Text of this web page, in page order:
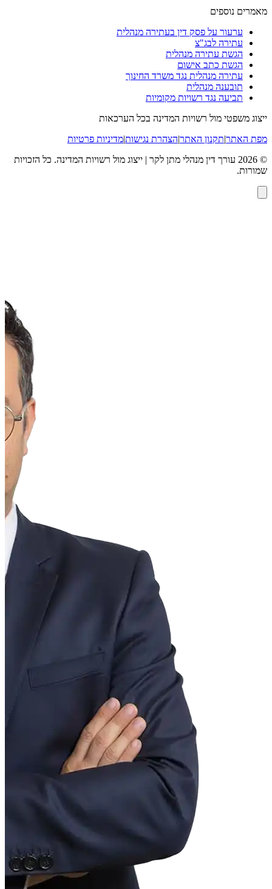
מאמרים נוספים
ערעור על פסק דין בעתירה מנהלית
עתירה לבג"צ
הגשת עתירה מנהלית
הגשת כתב אישום
עתירה מנהלית נגד משרד החינוך
תובענה מנהלית
תביעה נגד רשויות מקומיות
ייצוג משפטי מול רשויות המדינה בכל הערכאות
מפת האתר|תקנון האתר|הצהרת נגישות|מדיניות פרטיות
©
2026 עורך דין מנהלי מתן לקר | ייצוג מול רשויות המדינה. כל הזכויות
שמורות.